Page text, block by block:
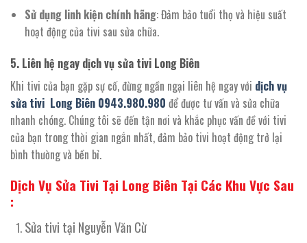
Sử dụng linh kiện chính hãng: Đảm bảo tuổi thọ và hiệu suất
hoạt động của tivi sau sửa chữa.
5. Liên hệ ngay dịch vụ sửa tivi Long Biên
Khi tivi của bạn gặp sự cố, đừng ngần ngại liên hệ ngay với dịch vụ
sửa tivi Long Biên 0943.980.980 để được tư vấn và sửa chữa
nhanh chóng. Chúng tôi sẽ đến tận nơi và khắc phục vấn đề với tivi
của bạn trong thời gian ngắn nhất, đảm bảo tivi hoạt động trở lại
bình thường và bền bỉ.
Dịch Vụ Sửa Tivi Tại Long Biên Tại Các Khu Vực Sau
:
Sửa tivi tại Nguyễn Văn Cừ